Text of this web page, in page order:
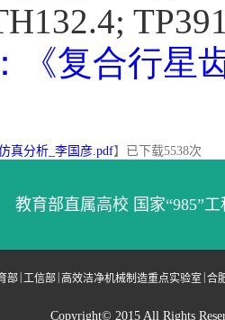
《复合行星
真分析_李国彦.pdf】已下载5538次
教育部直属高校 国家“985”
部 | 工信部 |高效洁净机械制造重点实验室 |合
Copyright© 2015 All Rights